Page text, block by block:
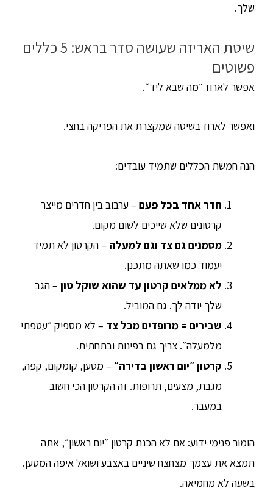
שלך.
שיטת האריזה שעושה סדר בראש: 5 כללים
פשוטים
אפשר לארוז ״מה שבא ליד״.
ואפשר לארוז בשיטה שמקצרת את הפריקה בחצי.
הנה חמשת הכללים שתמיד עובדים:
חדר אחד בכל פעם – ערבוב בין חדרים מייצר
קרטונים שלא שייכים לשום מקום.
מסמנים גם צד וגם למעלה – הקרטון לא תמיד
יעמוד כמו שאתה מתכנן.
לא ממלאים קרטון עד שהוא שוקל טון – הגב
שלך יודה לך. גם המוביל.
שבירים = מרופדים מכל צד – לא מספיק ״עטפתי
מלמעלה״. צריך גם בפינות ובתחתית.
קרטון ״יום ראשון בדירה״ – מטען, קומקום, קפה,
מגבת, מצעים, תרופות. זה הקרטון הכי חשוב
במעבר.
הומור פנימי ידוע: אם לא הכנת קרטון ״יום ראשון״, אתה
תמצא את עצמך מצחצח שיניים באצבע ושואל איפה המטען.
בשעה לא מחמיאה.